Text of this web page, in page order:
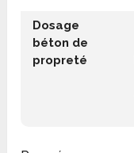
Dosage
béton de
propreté